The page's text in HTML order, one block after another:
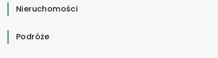
Nieruchomości
Podróże